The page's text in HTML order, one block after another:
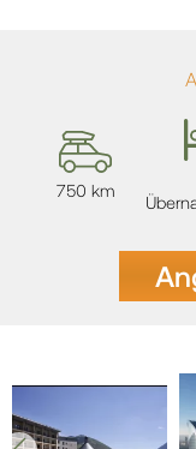
750 km